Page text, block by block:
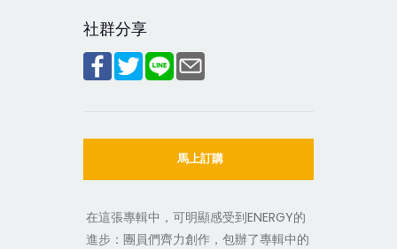
社群分享
馬上訂購
在這張專輯中，可明顯感受到ENERGY的
進步：團員們齊力創作，包辦了專輯中的